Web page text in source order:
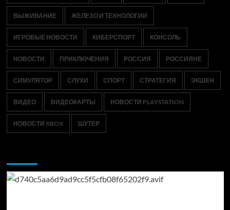
ВЫЖИВАНИЕ ЖЕЛЕЗО И ТЕХНОЛОГИИ
ИГРОВЫЕ НОВОСТИ КИБЕРСПОРТ КОНСОЛЬ
НОВОСТИ ПРИКЛЮЧЕНИЯ РОССИЯ РОССИЯНЕ
СИМУЛЯТОР СЛУХИ СПОРТ СТРАТЕГИЯ ЭКШЕН
ВИДЕО ВИДЕОКАРТЫ НОВОСТИ PLAYSTATION
НОВОСТИ XBOX ШУТЕР